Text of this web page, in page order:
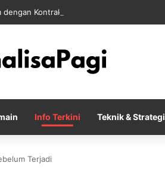
Kontrak sampai 2030
Info Terkini Teknik & Strategi
Terjadi